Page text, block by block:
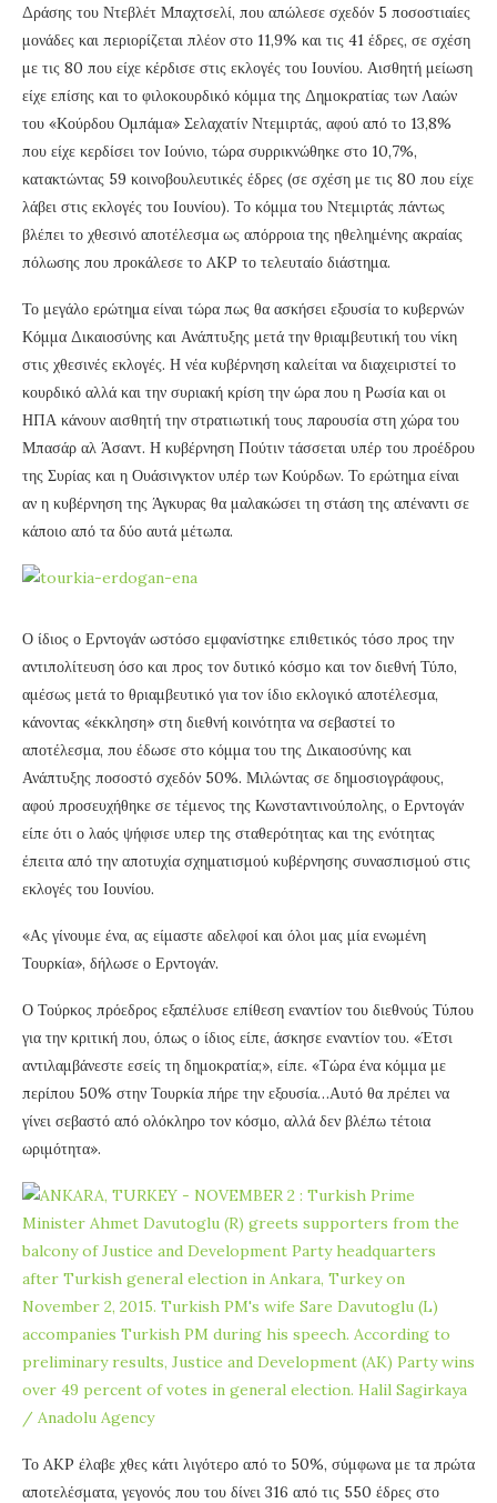
Δράσης του Ντεβλέτ Μπαχτσελί, που απώλεσε σχεδόν 5 ποσοστιαίες
μονάδες και περιορίζεται πλέον στο 11,9% και τις 41 έδρες, σε σχέση
με τις 80 που είχε κέρδισε στις εκλογές του Ιουνίου. Αισθητή μείωση
είχε επίσης και το φιλοκουρδικό κόμμα της Δημοκρατίας των Λαών
του «Κούρδου Ομπάμα» Σελαχατίν Ντεμιρτάς, αφού από το 13,8%
που είχε κερδίσει τον Ιούνιο, τώρα συρρικνώθηκε στο 10,7%,
κατακτώντας 59 κοινοβουλευτικές έδρες (σε σχέση με τις 80 που είχε
λάβει στις εκλογές του Ιουνίου). Το κόμμα του Ντεμιρτάς πάντως
βλέπει το χθεσινό αποτέλεσμα ως απόρροια της ηθελημένης ακραίας
πόλωσης που προκάλεσε το AKP το τελευταίο διάστημα.
Το μεγάλο ερώτημα είναι τώρα πως θα ασκήσει εξουσία το κυβερνών
Κόμμα Δικαιοσύνης και Ανάπτυξης μετά την θριαμβευτική του νίκη
στις χθεσινές εκλογές. Η νέα κυβέρνηση καλείται να διαχειριστεί το
κουρδικό αλλά και την συριακή κρίση την ώρα που η Ρωσία και οι
ΗΠΑ κάνουν αισθητή την στρατιωτική τους παρουσία στη χώρα του
Μπασάρ αλ Άσαντ. Η κυβέρνηση Πούτιν τάσσεται υπέρ του προέδρου
της Συρίας και η Ουάσινγκτον υπέρ των Κούρδων. Το ερώτημα είναι
αν η κυβέρνηση της Άγκυρας θα μαλακώσει τη στάση της απέναντι σε
κάποιο από τα δύο αυτά μέτωπα.
Ο ίδιος ο Ερντογάν ωστόσο εμφανίστηκε επιθετικός τόσο προς την
αντιπολίτευση όσο και προς τον δυτικό κόσμο και τον διεθνή Τύπο,
αμέσως μετά το θριαμβευτικό για τον ίδιο εκλογικό αποτέλεσμα,
κάνοντας «έκκληση» στη διεθνή κοινότητα να σεβαστεί το
αποτέλεσμα, που έδωσε στο κόμμα του της Δικαιοσύνης και
Ανάπτυξης ποσοστό σχεδόν 50%. Μιλώντας σε δημοσιογράφους,
αφού προσευχήθηκε σε τέμενος της Κωνσταντινούπολης, ο Ερντογάν
είπε ότι ο λαός ψήφισε υπερ της σταθερότητας και της ενότητας
έπειτα από την αποτυχία σχηματισμού κυβέρνησης συνασπισμού στις
εκλογές του Ιουνίου.
«Ας γίνουμε ένα, ας είμαστε αδελφοί και όλοι μας μία ενωμένη
Τουρκία», δήλωσε ο Ερντογάν.
Ο Τούρκος πρόεδρος εξαπέλυσε επίθεση εναντίον του διεθνούς Τύπου
για την κριτική που, όπως ο ίδιος είπε, άσκησε εναντίον του. «Έτσι
αντιλαμβάνεστε εσείς τη δημοκρατία;», είπε. «Τώρα ένα κόμμα με
περίπου 50% στην Τουρκία πήρε την εξουσία…Αυτό θα πρέπει να
γίνει σεβαστό από ολόκληρο τον κόσμο, αλλά δεν βλέπω τέτοια
ωριμότητα».
Το AKP έλαβε χθες κάτι λιγότερο από το 50%, σύμφωνα με τα πρώτα
αποτελέσματα, γεγονός που του δίνει 316 από τις 550 έδρες στο